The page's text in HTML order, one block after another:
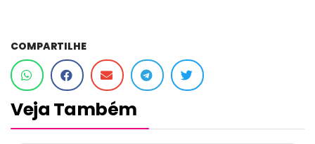
COMPARTILHE
Veja Também